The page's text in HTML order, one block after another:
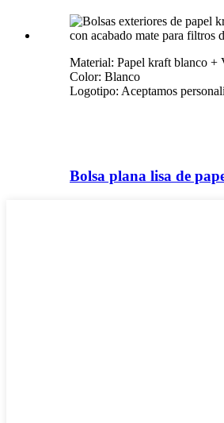
Material: Papel kraft blanco +
Color: Blanco
Logotipo: Aceptamos
Bolsa plana lisa de